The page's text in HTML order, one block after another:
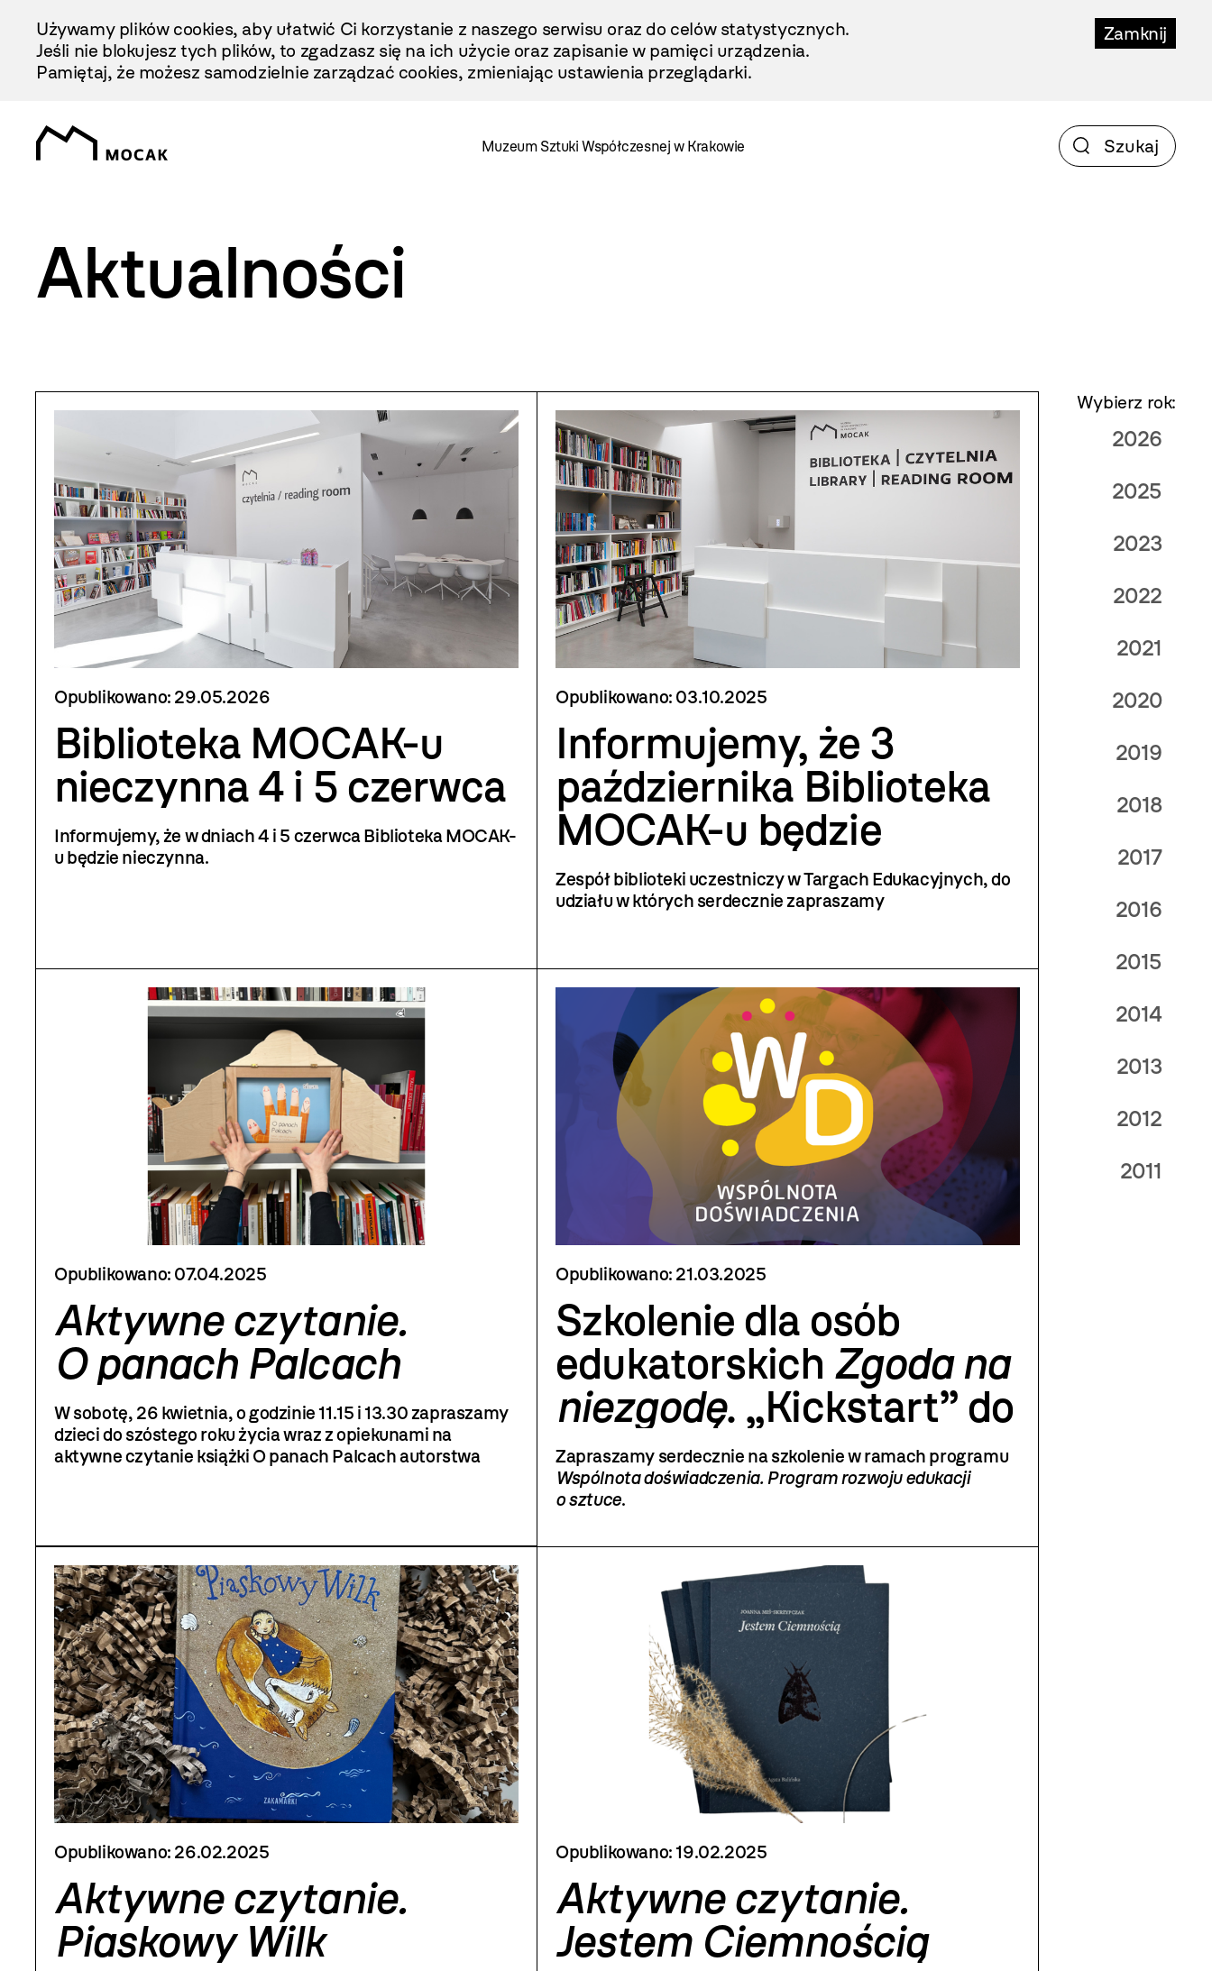
Treści
Zamknij
Używamy plików cookies, aby ułatwić Ci korzystanie z naszego serwisu oraz do celów statystycznych.
Jeśli nie blokujesz tych plików, to zgadzasz się na ich użycie oraz zapisanie w pamięci urządzenia.
Pamiętaj, że możesz samodzielnie zarządzać cookies, zmieniając ustawienia przeglądarki.
Muzeum Sztuki Współczesnej w Krakowie
Aktualności
Wybierz rok:
2026
2025
2023
2022
2021
2020
2019
2018
2017
2016
2015
2014
2013
2012
2011
Opublikowano: 29.05.2026
Biblioteka MOCAK-u
nieczynna 4 i 5 czerwca
Informujemy, że w dniach 4 i 5 czerwca Biblioteka MOCAK-
u będzie nieczynna.
Opublikowano: 03.10.2025
Informujemy, że 3
października Biblioteka
MOCAK-u będzie
nieczynna.
Zespół biblioteki uczestniczy w Targach Edukacyjnych, do
udziału w których serdecznie zapraszamy
Opublikowano: 07.04.2025
Aktywne czytanie.
O panach Palcach
W sobotę, 26 kwietnia, o godzinie 11.15 i 13.30 zapraszamy
dzieci do szóstego roku życia wraz z opiekunami na
aktywne czytanie książki O panach Palcach autorstwa
w formie teatrzyku kamishibai.
Opublikowano: 21.03.2025
Szkolenie dla osób
edukatorskich Zgoda na
niezgodę. „Kickstart” do
zadbania o kondycję
psychiczną w pracy
Zapraszamy serdecznie na szkolenie w ramach programu
Wspólnota doświadczenia. Program rozwoju edukacji
o sztuce.
Opublikowano: 26.02.2025
Aktywne czytanie.
Piaskowy Wilk
Opublikowano:19.02.2025
Aktywne czytanie.
Jestem Ciemnością